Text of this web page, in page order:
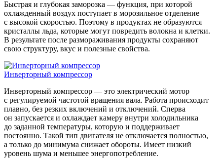
Быстрая и глубокая заморозка — функция, при которой
охлажденный воздух поступает в морозильное отделение
с высокой скоростью. Поэтому в продуктах не образуются
кристаллы льда, которые могут повредить волокна и клетки.
В результате после размораживания продукты сохраняют
свою структуру, вкус и полезные свойства.
Инверторный компрессор
Инверторный компрессор — это электрический мотор
с регулируемой частотой вращения вала. Работа происходит
плавно, без резких включений и отключений. Сперва
он запускается и охлаждает камеру внутри холодильника
до заданной температуры, которую и поддерживает
постоянно. Такой тип двигателя не отключается полностью,
а только до минимума снижает обороты. Имеет низкий
уровень шума и меньшее энергопотребление.